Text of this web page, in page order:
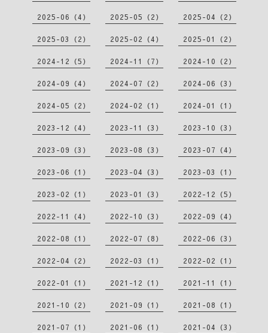
2025-06（4） 2025-05（2） 2025-04（2）
2025-03（2） 2025-02（4） 2025-01（2）
2024-12（5） 2024-11（7） 2024-10（2）
2024-09（4） 2024-07（2） 2024-06（3）
2024-05（2） 2024-02（1） 2024-01（1）
2023-12（4） 2023-11（3） 2023-10（3）
2023-09（3） 2023-08（3） 2023-07（4）
2023-06（1） 2023-04（3） 2023-03（1）
2023-02（1） 2023-01（3） 2022-12（5）
2022-11（4） 2022-10（3） 2022-09（4）
2022-08（1） 2022-07（8） 2022-06（3）
2022-04（2） 2022-03（1） 2022-02（1）
2022-01（1） 2021-12（1） 2021-11（1）
2021-10（2） 2021-09（1） 2021-08（1）
2021-07（1） 2021-06（1） 2021-04（3）